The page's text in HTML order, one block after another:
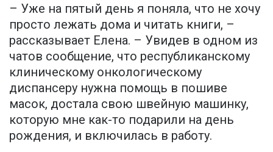
– Уже на пятый день я поняла, что не хочу
просто лежать дома и читать книги, –
рассказывает Елена. – Увидев в одном из
чатов сообщение, что республиканскому
клиническому онкологическому
диспансеру нужна помощь в пошиве
масок, достала свою швейную машинку,
которую мне как-то подарили на день
рождения, и включилась в работу.